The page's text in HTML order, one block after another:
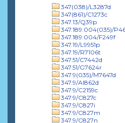
347(038)/L3287d
347(861)/C1273c
347.13/Q39p
347.189:004(035)/
347.189:004/F249f
347.19/L9951p
347.19/R7106t
347.51/C7442d
347.51/G7624r
347.9(035)/M7647d
347.9/Al862d
347.9/C2159c
347.9/C827c
347.9/C827i
347.9/C827m
347.9/C827n